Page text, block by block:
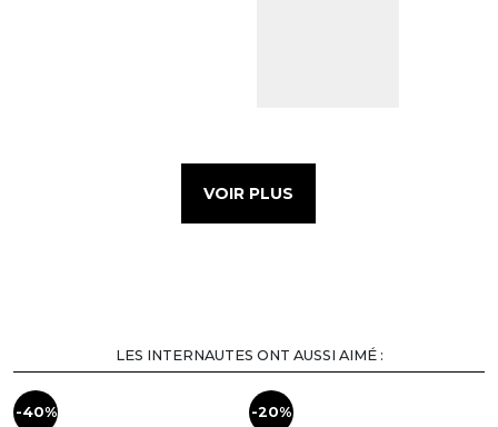
VOIR PLUS
LES INTERNAUTES ONT AUSSI AIMÉ :
-40% -20%